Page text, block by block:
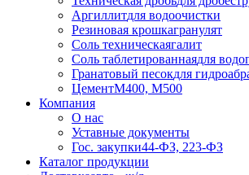
Аргиллитдля водоочистки
Резиновая крошкагранулят
Соль техническаягалит
Соль таблетированнаядля
Гранатовый песокдля
ЦементМ400, М500
Компания
О нас
Уставные документы
Гос. закупки44-ФЗ, 223-ФЗ
Каталог продукции